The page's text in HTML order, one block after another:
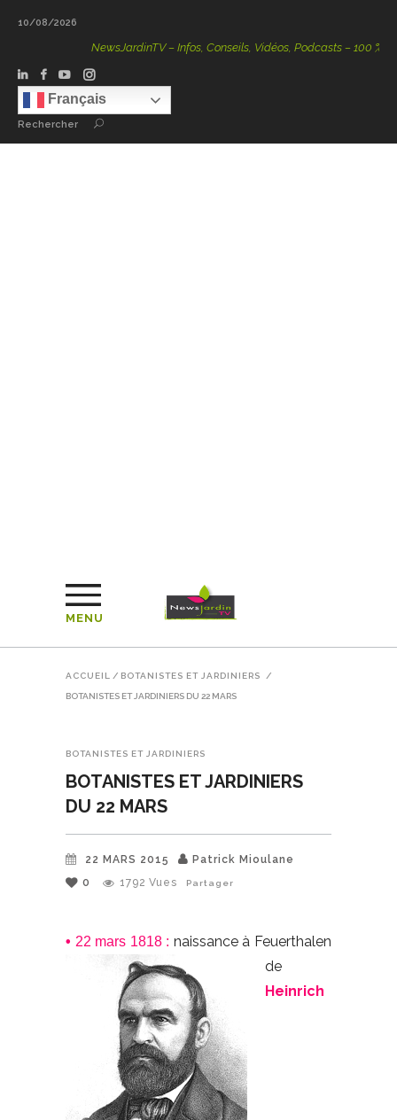
10/08/2026
NewsJardinTV – Infos, Conseils, Vidéos, Podcasts – 100 % Nature
Français
Rechercher
MENU
ACCUEIL / BOTANISTES ET JARDINIERS /
BOTANISTES ET JARDINIERS DU 22 MARS
BOTANISTES ET JARDINIERS
BOTANISTES ET JARDINIERS
DU 22 MARS
22 MARS 2015
Patrick Mioulane
0
1792 Vues Partager
• 22 mars 1818 : naissance à Feuerthalen
de
Heinrich